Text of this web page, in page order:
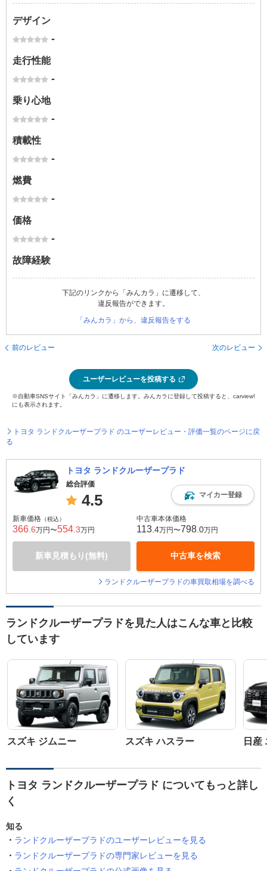
デザイン
-
走行性能
-
乗り心地
-
積載性
-
燃費
-
価格
-
故障経験
下記のリンクから「みんカラ」に遷移して、
違反報告ができます。
「みんカラ」から、違反報告をする
前のレビュー 次のレビュー
ユーザーレビューを投稿する
※自動車SNSサイト「みんカラ」に遷移します。みんカラに登録して投稿すると、carview!
にも表示されます。
トヨタ ランドクルーザープラド のユーザーレビュー・評価一覧のページに戻
る
トヨタ ランドクルーザープラド
総合評価
4.5 マイカー登録
新車価格 （税込）
366 .6万円〜554 .3万円
新車見積もり(無料)
中古車本体価格
113 .4万円〜798 .0万円
中古車を検索
ランドクルーザープラドの車買取相場を調べる
ランドクルーザープラドを見た人はこんな車と比較
しています
スズキ ジムニー スズキ ハスラー 日産
トヨタ ランドクルーザープラド についてもっと詳し
く
知る
ランドクルーザープラドのユーザーレビューを見る
ランドクルーザープラドの専門家レビューを見る